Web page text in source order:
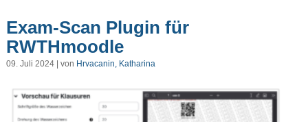
Exam-Scan Plugin für
RWTHmoodle
09. Juli 2024 | von Hrvacanin, Katharina